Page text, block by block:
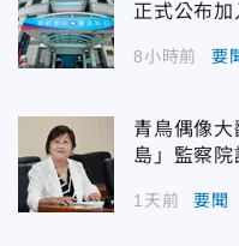
正式公布加
8小時前 要
青鳥偶像
島」監察院
1天前 要聞